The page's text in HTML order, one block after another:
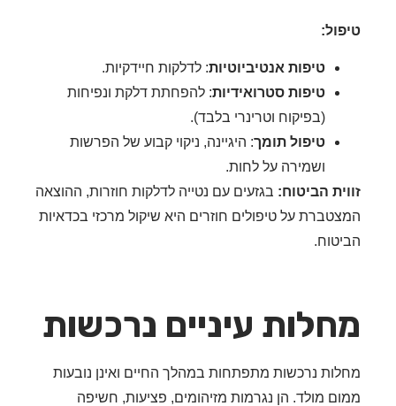
טיפות אנטיביוטיות: לדלקות חיידקיות.
טיפות סטרואידיות: להפחתת דלקת ונפיחות
(בפיקוח וטרינרי בלבד).
טיפול תומך: היגיינה, ניקוי קבוע של הפרשות
ושמירה על לחות.
הביטוח: בגזעים עם נטייה לדלקות חוזרות, ההוצאה
על טיפולים חוזרים היא שיקול מרכזי בכדאיות
עיניים נרכשות
נרכשות מתפתחות במהלך החיים ואינן נובעות
מולד. הן נגרמות מזיהומים, פציעות, חשיפה